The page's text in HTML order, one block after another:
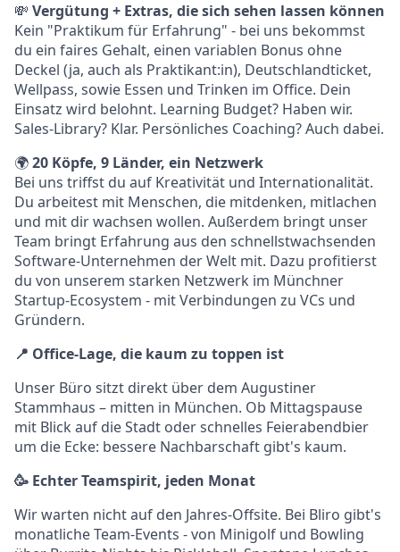
💸 Vergütung + Extras, die sich sehen lassen können
Kein "Praktikum für Erfahrung" - bei uns bekommst
du ein faires Gehalt, einen variablen Bonus ohne
Deckel (ja, auch als Praktikant:in), Deutschlandticket,
Wellpass, sowie Essen und Trinken im Office. Dein
Einsatz wird belohnt. Learning Budget? Haben wir.
Sales-Library? Klar. Persönliches Coaching? Auch dabei.
🌍20 Köpfe, 9 Länder, ein Netzwerk
Bei uns triffst du auf Kreativität und Internationalität.
Du arbeitest mit Menschen, die mitdenken, mitlachen
und mit dir wachsen wollen. Außerdem bringt unser
Team bringt Erfahrung aus den schnellstwachsenden
Software-Unternehmen der Welt mit. Dazu profitierst
du von unserem starken Netzwerk im Münchner
Startup-Ecosystem - mit Verbindungen zu VCs und
Gründern.
📍 Office-Lage, die kaum zu toppen ist
Unser Büro sitzt direkt über dem Augustiner
Stammhaus – mitten in München. Ob Mittagspause
mit Blick auf die Stadt oder schnelles Feierabendbier
um die Ecke: bessere Nachbarschaft gibt's kaum.
🥳 Echter Teamspirit, jeden Monat
Wir warten nicht auf den Jahres-Offsite. Bei Bliro gibt's
monatliche Team-Events - von Minigolf und Bowling